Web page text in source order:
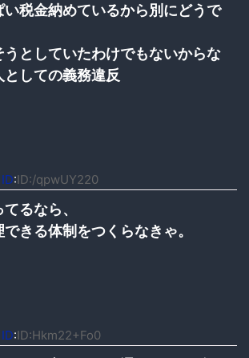
い税金納めているから別にどうで
うとしていたわけでもないからな
しての義務違反
ID:ID:/qpwUY220
るなら、
きる体制をつくらなきゃ。
ID:ID:Hkm22+Fo0